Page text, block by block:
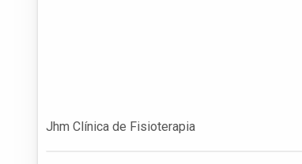
Jhm Clínica de Fisioterapia